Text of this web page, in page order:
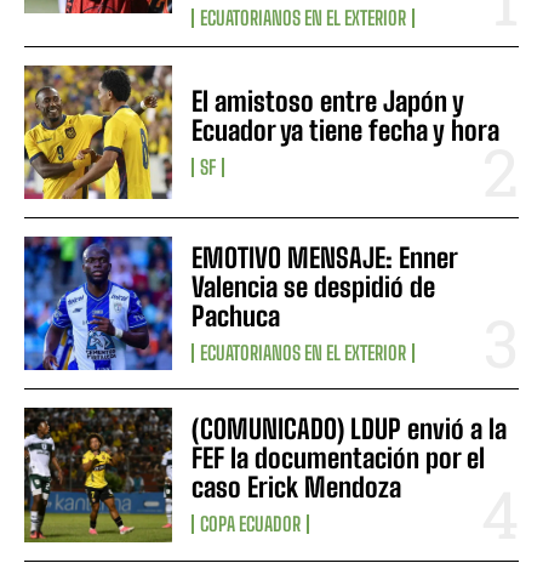
ECUATORIANOS EN EL EXTERIOR
El amistoso entre Japón y
Ecuador ya tiene fecha y hora
SF
EMOTIVO MENSAJE: Enner
Valencia se despidió de
Pachuca
ECUATORIANOS EN EL EXTERIOR
(COMUNICADO) LDUP envió a la
FEF la documentación por el
caso Erick Mendoza
COPA ECUADOR